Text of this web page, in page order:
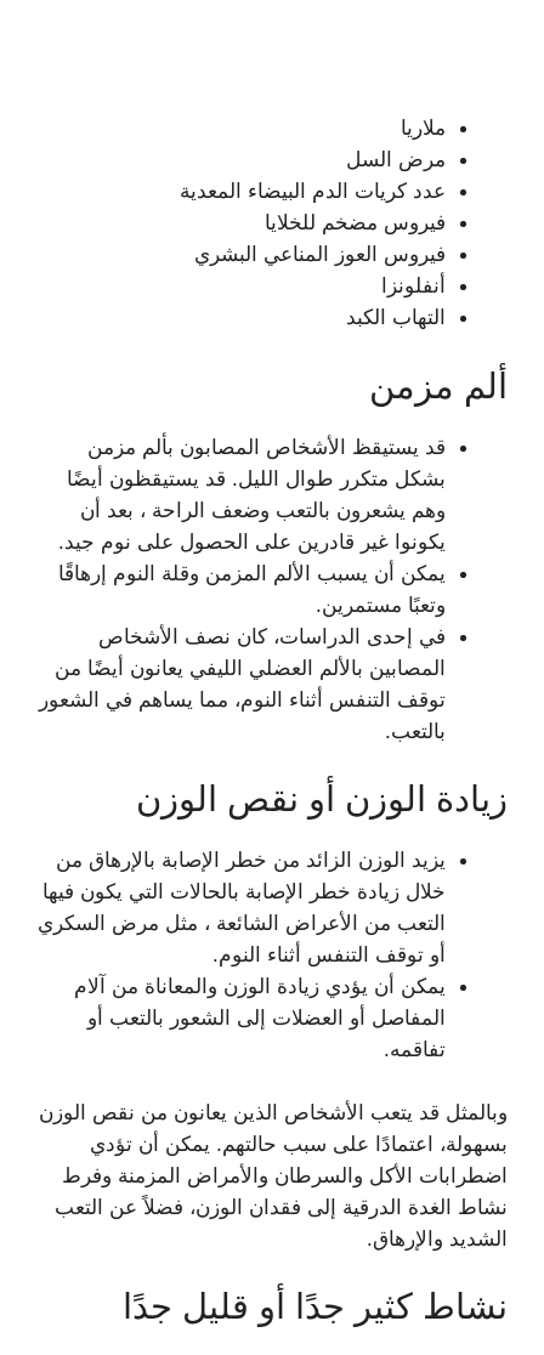
ملاريا
مرض السل
عدد كريات الدم البيضاء المعدية
فيروس مضخم للخلايا
فيروس العوز المناعي البشري
أنفلونزا
التهاب الكبد
ألم مزمن
قد يستيقظ الأشخاص المصابون بألم مزمن
بشكل متكرر طوال الليل. قد يستيقظون أيضًا
وهم يشعرون بالتعب وضعف الراحة ، بعد أن
يكونوا غير قادرين على الحصول على نوم جيد.
يمكن أن يسبب الألم المزمن وقلة النوم إرهاقًا
وتعبًا مستمرين.
في إحدى الدراسات، كان نصف الأشخاص
المصابين بالألم العضلي الليفي يعانون أيضًا من
توقف التنفس أثناء النوم، مما يساهم في الشعور
بالتعب.
زيادة الوزن أو نقص الوزن
يزيد الوزن الزائد من خطر الإصابة بالإرهاق من
خلال زيادة خطر الإصابة بالحالات التي يكون فيها
التعب من الأعراض الشائعة ، مثل مرض السكري
أو توقف التنفس أثناء النوم.
يمكن أن يؤدي زيادة الوزن والمعاناة من آلام
المفاصل أو العضلات إلى الشعور بالتعب أو
تفاقمه.
وبالمثل قد يتعب الأشخاص الذين يعانون من نقص الوزن
بسهولة، اعتمادًا على سبب حالتهم. يمكن أن تؤدي
اضطرابات الأكل والسرطان والأمراض المزمنة وفرط
نشاط الغدة الدرقية إلى فقدان الوزن، فضلاً عن التعب
الشديد والإرهاق.
نشاط كثير جدًا أو قليل جدًا